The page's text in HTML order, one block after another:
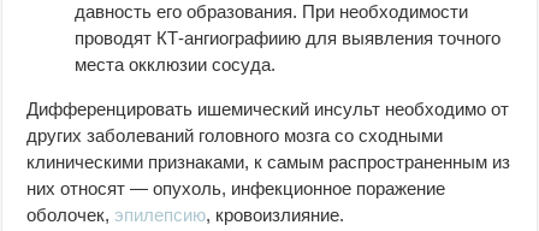
давность его образования. При необходимости
проводят КТ-ангиографиию для выявления точного
места окклюзии сосуда.
Дифференцировать ишемический инсульт необходимо от
других заболеваний головного мозга со сходными
клиническими признаками, к самым распространенным из
них относят — опухоль, инфекционное поражение
оболочек,эпилепсию, кровоизлияние.